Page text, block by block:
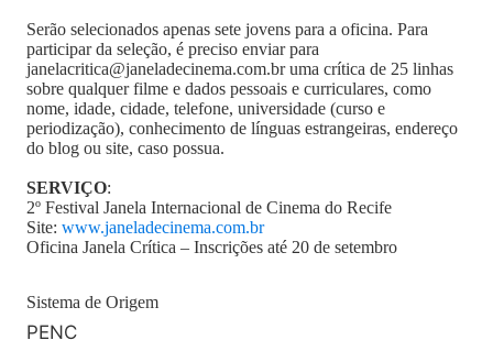
Serão selecionados apenas sete jovens para a oficina. Para
participar da seleção, é preciso enviar para
janelacritica@janeladecinema.com.br uma crítica de 25 linhas
sobre qualquer filme e dados pessoais e curriculares, como
nome, idade, cidade, telefone, universidade (curso e
periodização), conhecimento de línguas estrangeiras, endereço
do blog ou site, caso possua.
SERVIÇO:
2º Festival Janela Internacional de Cinema do Recife
Site: www.janeladecinema.com.br
Oficina Janela Crítica – Inscrições até 20 de setembro
Sistema de Origem
PENC